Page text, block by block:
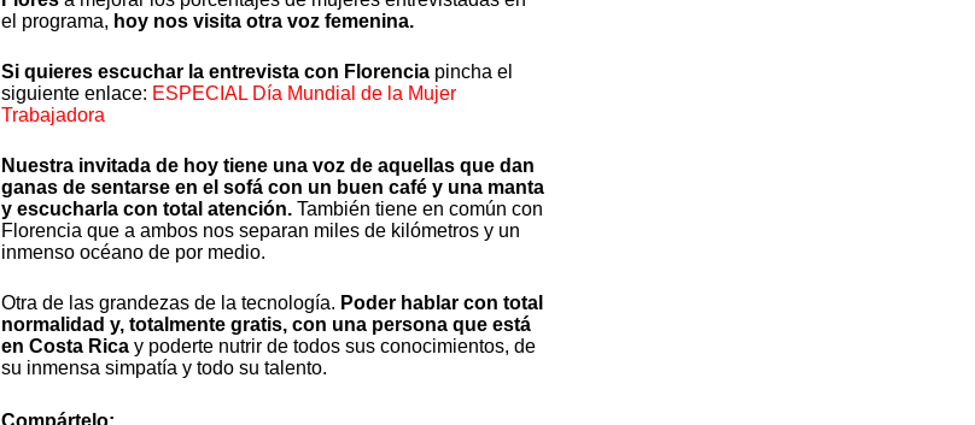
el programa, hoy nos visita otra voz femenina.
Si quieres escuchar la entrevista con Florencia pincha el
siguiente enlace: ESPECIAL Día Mundial de la Mujer
Trabajadora
Nuestra invitada de hoy tiene una voz de aquellas que dan
ganas de sentarse en el sofá con un buen café y una manta
y escucharla con total atención. También tiene en común con
Florencia que a ambos nos separan miles de kilómetros y un
inmenso océano de por medio.
Otra de las grandezas de la tecnología. Poder hablar con total
normalidad y, totalmente gratis, con una persona que está
en Costa Rica y poderte nutrir de todos sus conocimientos, de
su inmensa simpatía y todo su talento.
Compártelo: